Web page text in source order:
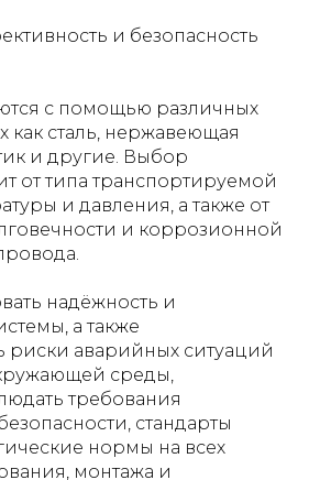
и безопасность
с помощью различных
как сталь, нержавеющая
и другие. Выбор
от типа транспортируемой
и давления, а также от
и коррозионной
надёжность и
а также
аварийных ситуаций
среды,
требования
стандарты
нормы на всех
монтажа и